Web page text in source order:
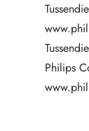
Philips